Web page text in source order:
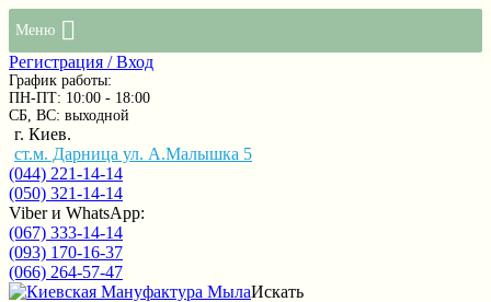
Меню
Регистрация / Вход
График работы:
ПН-ПТ: 10:00 - 18:00
СБ, ВС: выходной
г. Киев.
ст.м. Дарница ул. А.Малышка 5
(044) 221-14-14
(050) 321-14-14
Viber и WhatsApp:
(067) 333-14-14
(093) 170-16-37
(066) 264-57-47
Искать